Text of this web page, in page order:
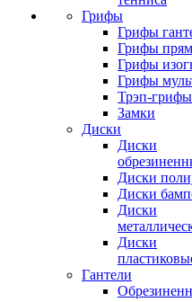
Грифы
Грифы
Грифы
Грифы
Грифы
Трэп-грифы
Замки
Диски
Диски
Диски
Диски
Диски
Диски
Гантели